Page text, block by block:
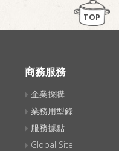
TOP
商務服務
企業採購
業務用型錄
服務據點
Global Site